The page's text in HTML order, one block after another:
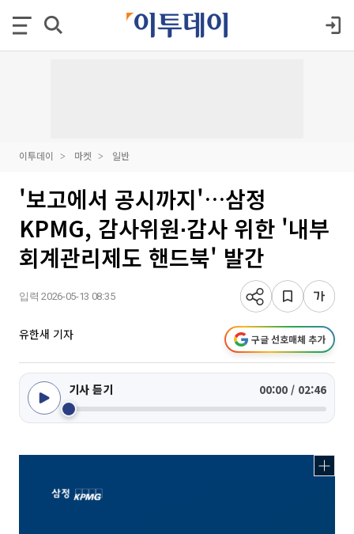
이투데이 마켓 일반
'보고에서 공시까지'…삼정
KPMG, 감사위원∙감사 위한 '내부
회계관리제도 핸드북' 발간
입력 2026-05-13 08:35
유한새 기자 구글 선호매체 추가
기사 듣기 00:00 / 02:46